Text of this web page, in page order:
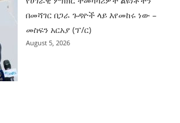
በመሻገር በጋራ ጉዳዮች ላይ እየመከሩ ነው –
መስፍን አርአያ (ፕ/ር)
August 5, 2026